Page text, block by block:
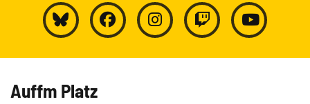
Auffm Platz